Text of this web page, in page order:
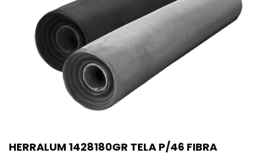
HERRALUM 1428180GR TELA P/46 FIBRA